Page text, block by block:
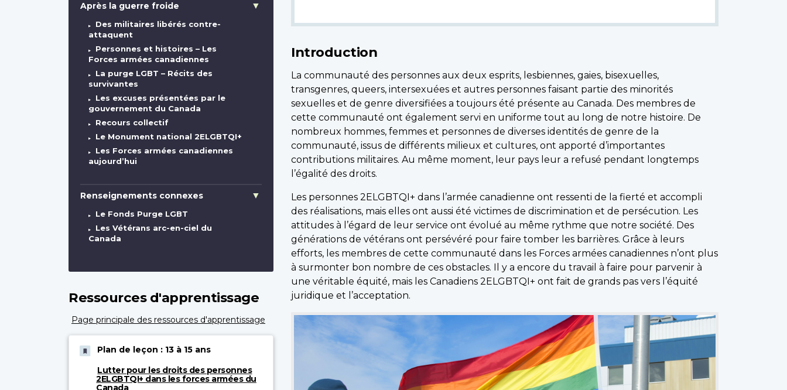
Après la guerre froide
Des militaires libérés contre-
attaquent
Personnes et histoires – Les
Forces armées canadiennes
La purge LGBT – Récits des
survivantes
Les excuses présentées par le
gouvernement du Canada
Recours collectif
Le Monument national 2ELGBTQI+
Les Forces armées canadiennes
aujourd’hui
Renseignements connexes
Le Fonds Purge LGBT
Les Vétérans arc-en-ciel du
Canada
Ressources d'apprentissage
Page principale des ressources d'apprentissage
Plan de leçon : 13 à 15 ans
Lutter pour les droits des personnes
2ELGBTQI+ dans les forces armées du
Canada
Introduction
La communauté des personnes aux deux esprits, lesbiennes, gaies, bisexuelles,
transgenres, queers, intersexuées et autres personnes faisant partie des minorités
sexuelles et de genre diversifiées a toujours été présente au Canada. Des membres de
cette communauté ont également servi en uniforme tout au long de notre histoire. De
nombreux hommes, femmes et personnes de diverses identités de genre de la
communauté, issus de différents milieux et cultures, ont apporté d’importantes
contributions militaires. Au même moment, leur pays leur a refusé pendant longtemps
l’égalité des droits.
Les personnes 2ELGBTQI+ dans l’armée canadienne ont ressenti de la fierté et accompli
des réalisations, mais elles ont aussi été victimes de discrimination et de persécution. Les
attitudes à l’égard de leur service ont évolué au même rythme que notre société. Des
générations de vétérans ont persévéré pour faire tomber les barrières. Grâce à leurs
efforts, les membres de cette communauté dans les Forces armées canadiennes n’ont plus
à surmonter bon nombre de ces obstacles. Il y a encore du travail à faire pour parvenir à
une véritable équité, mais les Canadiens 2ELGBTQI+ ont fait de grands pas vers l’équité
juridique et l’acceptation.